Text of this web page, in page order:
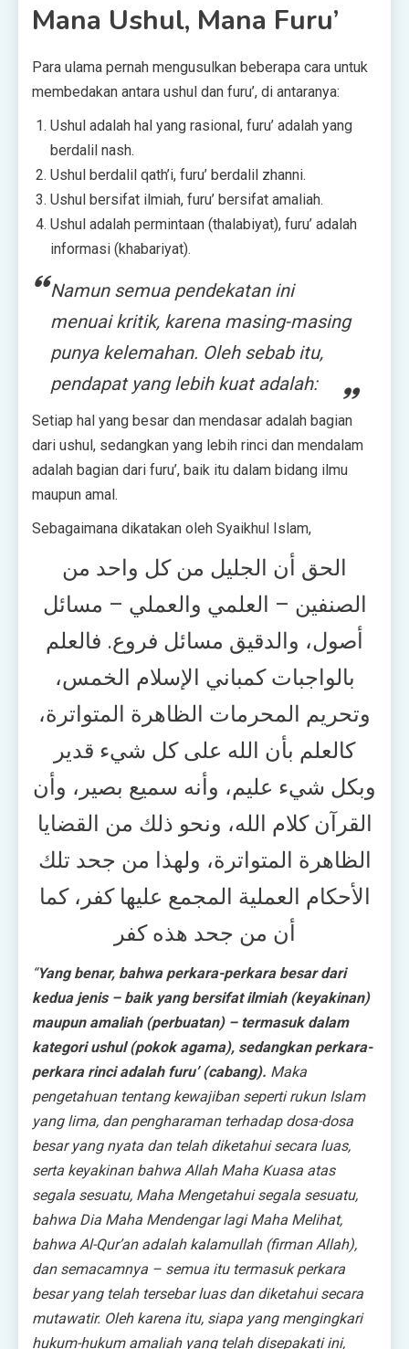
Mana Ushul, Mana Furu’
Para ulama pernah mengusulkan beberapa cara untuk
membedakan antara ushul dan furu’, di antaranya:
Ushul adalah hal yang rasional, furu’ adalah yang
berdalil nash.
Ushul berdalil qath’i, furu’ berdalil zhanni.
Ushul bersifat ilmiah, furu’ bersifat amaliah.
Ushul adalah permintaan (thalabiyat), furu’ adalah
informasi (khabariyat).
Namun semua pendekatan ini
menuai kritik, karena masing-masing
punya kelemahan. Oleh sebab itu,
pendapat yang lebih kuat adalah:
Setiap hal yang besar dan mendasar adalah bagian
dari ushul, sedangkan yang lebih rinci dan mendalam
adalah bagian dari furu’, baik itu dalam bidang ilmu
maupun amal.
Sebagaimana dikatakan oleh Syaikhul Islam,
الحق أن الجليل من كل واحد من
الصنفين – العلمي والعملي – مسائل
أصول، والدقيق مسائل فروع. فالعلم
بالواجبات كمباني الإسلام الخمس،
وتحريم المحرمات الظاهرة المتواترة،
كالعلم بأن الله على كل شيء قدير
وبكل شيء عليم، وأنه سميع بصير، وأن
القرآن كلام الله، ونحو ذلك من القضايا
الظاهرة المتواترة، ولهذا من جحد تلك
الأحكام العملية المجمع عليها كفر، كما
أن من جحد هذه كفر
“Yang benar, bahwa perkara-perkara besar dari
kedua jenis – baik yang bersifat ilmiah (keyakinan)
maupun amaliah (perbuatan) – termasuk dalam
kategori ushul (pokok agama), sedangkan perkara-
perkara rinci adalah furu’ (cabang). Maka
pengetahuan tentang kewajiban seperti rukun Islam
yang lima, dan pengharaman terhadap dosa-dosa
besar yang nyata dan telah diketahui secara luas,
serta keyakinan bahwa Allah Maha Kuasa atas
segala sesuatu, Maha Mengetahui segala sesuatu,
bahwa Dia Maha Mendengar lagi Maha Melihat,
bahwa Al-Qur’an adalah kalamullah (firman Allah),
dan semacamnya – semua itu termasuk perkara
besar yang telah tersebar luas dan diketahui secara
mutawatir. Oleh karena itu, siapa yang mengingkari
hukum-hukum amaliah yang telah disepakati ini,